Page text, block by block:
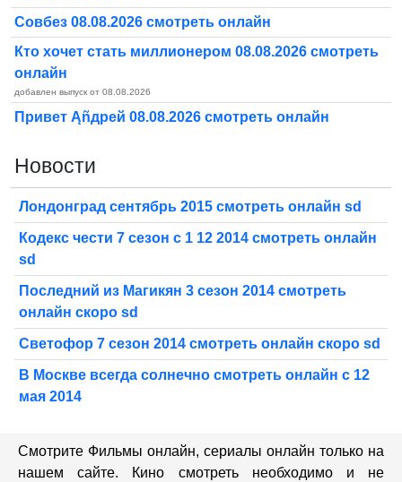
Совбез 08.08.2026 смотреть онлайн
Кто хочет стать миллионером 08.08.2026 смотреть
онлайн
добавлен выпуск от 08.08.2026
Привет Ąñдpей 08.08.2026 смотреть онлайн
Новости
Лондонград сентябрь 2015 смотреть онлайн sd
Кодекс чести 7 сезон с 1 12 2014 смотреть онлайн
sd
Последний из Магикян 3 сезон 2014 смотреть
онлайн скоро sd
Светофор 7 сезон 2014 смотреть онлайн скоро sd
В Москве всегда солнечно смотреть онлайн с 12
мая 2014
Смотрите Фильмы онлайн, сериалы онлайн только на
нашем сайте. Кино смотреть необходимо и не